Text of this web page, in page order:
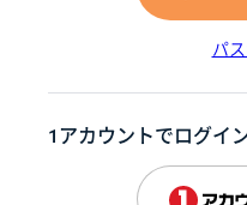
パ
1アカウントでログイ